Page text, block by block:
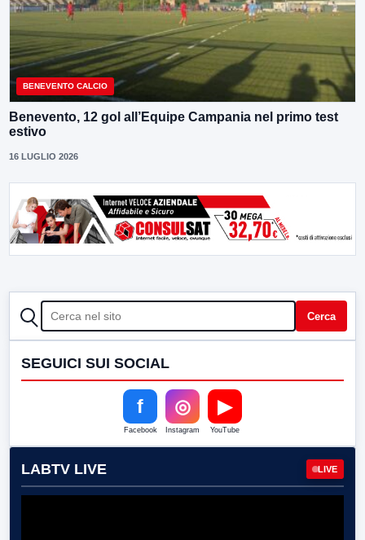
BENEVENTO CALCIO
Benevento, 12 gol all’Equipe Campania nel primo test
estivo
16 LUGLIO 2026
CERCA Cerca
SEGUICI SUI SOCIAL
f
Facebook
◎
Instagram
▶
YouTube
LABTV LIVE LIVE